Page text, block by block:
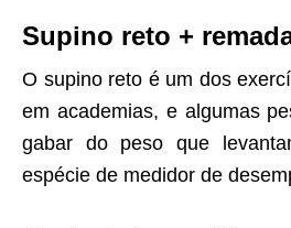
Supino reto +
O supino reto é um dos
em academias, e algumas
gabar do peso que
espécie de medidor de